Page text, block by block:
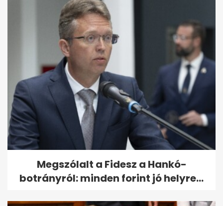
Megszólalt a Fidesz a Hankó-
botrányról: minden forint jó helyre...